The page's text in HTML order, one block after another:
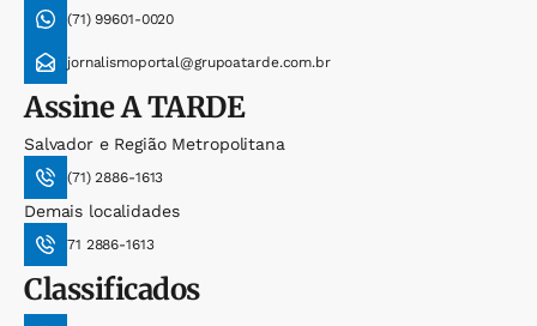
(71) 99601-0020
jornalismoportal@grupoatarde.com.br
AssineA TARDE
Salvador e Região Metropolitana
(71) 2886-1613
Demais localidades
71 2886-1613
Classificados